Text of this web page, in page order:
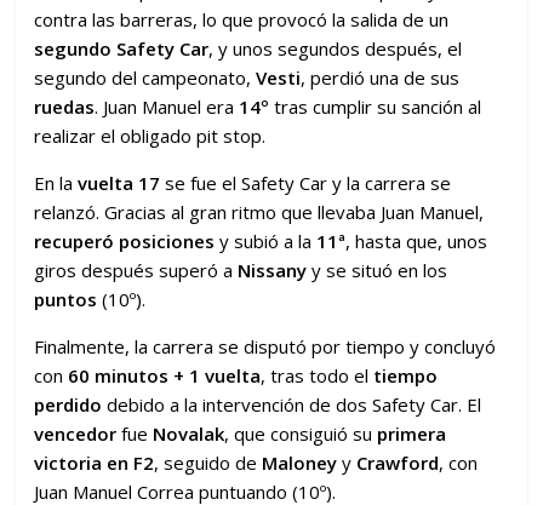
contra las barreras, lo que provocó la salida de un
segundo Safety Car, y unos segundos después, el
segundo del campeonato,Vesti, perdió una de sus
ruedas. Juan Manuel era 14º tras cumplir su sanción al
realizar el obligado pit stop.
En lavuelta 17 se fue el Safety Car y la carrera se
relanzó. Gracias al gran ritmo que llevaba Juan Manuel,
recuperó posiciones y subió a la 11ª, hasta que, unos
giros después superó a Nissany y se situó en los
puntos (10º).
Finalmente, la carrera se disputó por tiempo y concluyó
con 60 minutos + 1 vuelta, tras todo el tiempo
perdido debido a la intervención de dos Safety Car. El
vencedor fue Novalak, que consiguió su primera
victoria en F2, seguido de Maloney y Crawford, con
Juan Manuel Correa puntuando (10º).